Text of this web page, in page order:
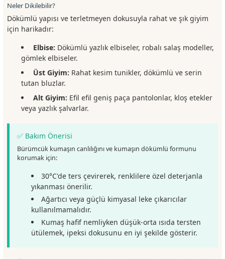
Neler Dikilebilir?
Dökümlü yapısı ve terletmeyen dokusuyla rahat ve şık giyim
için harikadır:
Elbise: Dökümlü yazlık elbiseler, robalı salaş modeller,
gömlek elbiseler.
Üst Giyim: Rahat kesim tunikler, dökümlü ve serin
tutan bluzlar.
Alt Giyim: Efil efil geniş paça pantolonlar, kloş etekler
veya yazlık şalvarlar.
✅ Bakım Önerisi
Bürümcük kumaşın canlılığını ve kumaşın dökümlü formunu
korumak için:
30°C'de ters çevirerek, renklilere özel deterjanla
yıkanması önerilir.
Ağartıcı veya güçlü kimyasal leke çıkarıcılar
kullanılmamalıdır.
Kumaş hafif nemliyken düşük-orta ısıda tersten
ütülemek, ipeksi dokusunu en iyi şekilde gösterir.